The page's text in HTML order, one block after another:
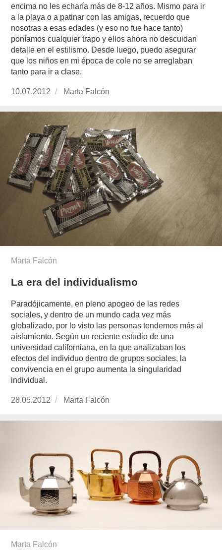
encima no les echaría más de 8-12 años. Mismo para ir
a la playa o a patinar con las amigas, recuerdo que
nosotras a esas edades (y eso no fue hace tanto)
poníamos cualquier trapo y ellos ahora no descuidan
detalle en el estilismo. Desde luego, puedo asegurar
que los niños en mi época de cole no se arreglaban
tanto para ir a clase.
Publicado
10.07.2012 https://www.experimenta.es/author/
Marta Falcón
Marta Falcón
La era del individualismo
Paradójicamente, en pleno apogeo de las redes
sociales, y dentro de un mundo cada vez más
globalizado, por lo visto las personas tendemos más al
aislamiento. Según un reciente estudio de una
universidad californiana, en la que analizaban los
efectos del individuo dentro de grupos sociales, la
convivencia en el grupo aumenta la singularidad
individual.
Publicado
28.05.2012 https://www.experimenta.es/author/
Marta Falcón
Marta Falcón